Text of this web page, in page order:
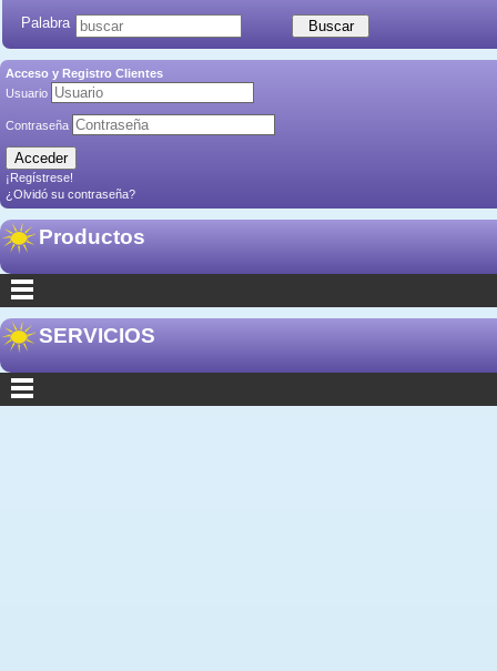
Palabra
Acceso y Registro Clientes
Usuario
Contraseña
¡Regístrese!
¿Olvidó su contraseña?
Productos
SERVICIOS